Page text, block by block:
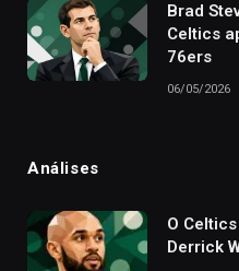
Brad
Celtics
76ers
06/05/2026
Análises
O
Derrick